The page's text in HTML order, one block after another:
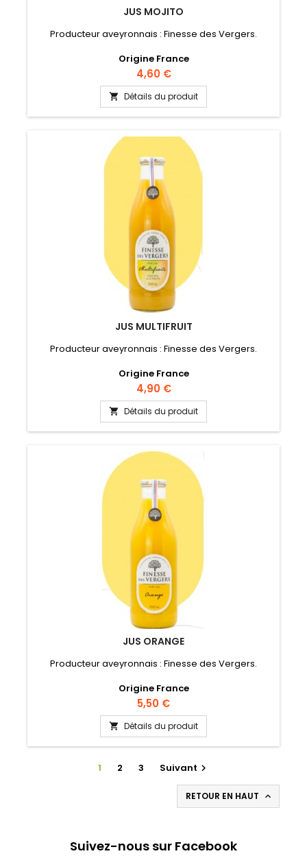
JUS MOJITO
Producteur aveyronnais : Finesse des Vergers.
Origine France
Prix
4,60 €
 Détails du produit
JUS MULTIFRUIT
Producteur aveyronnais : Finesse des Vergers.
Origine France
Prix
4,90 €
 Détails du produit
JUS ORANGE
Producteur aveyronnais : Finesse des Vergers.
Origine France
Prix
5,50 €
 Détails du produit
1 2 3 Suivant 
RETOUR EN HAUT 
Suivez-nous sur Facebook